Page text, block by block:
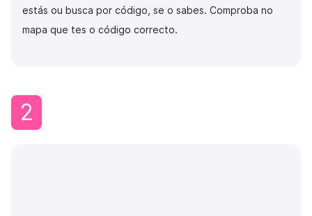
estás ou busca por código, se o sabes. Comproba no
mapa que tes o código correcto.
2